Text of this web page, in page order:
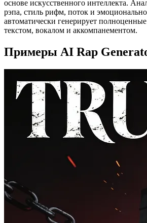
основе искусственного интеллекта.
рэпа, стиль рифм, поток и
автоматически генерирует
текстом, вокалом и аккомпанементом.
Примеры AI Rap